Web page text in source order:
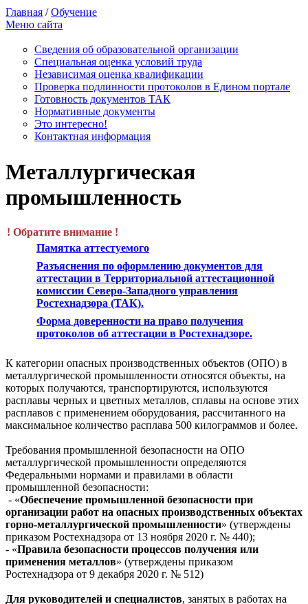
Главная /Обучение
Меню сайта
Сведения об образовательной организации
Cпециальная оценка условий труда
Независимая оценка квалификации
Проверка подлинности протоколов в Едином портале
Готовность документов ТАК
Нормативные документы
Это интересно!
Контактная информация
Металлургическая
промышленность
! Обратите внимание !
Памятка аттестуемого
Разъяснения по оформлению документов для
аттестации в Территориальной аттестационной
комиссии Северо-Западного управления
Ростехнадзора (ТАК).
Форма доверенности на право получения
протоколов об аттестации в Ростехнадзоре.
К категории опасных производственных объектов (ОПО) в
металлургической промышленности относятся объекты, на
которых получаются, транспортируются, используются
расплавы черных и цветных металлов, сплавы на основе этих
расплавов с применением оборудования, рассчитанного на
максимальное количество расплава 500 килограммов и более.
Требования промышленной безопасности на ОПО
металлургической промышленности определяются
Федеральными нормами и правилами в области
промышленной безопасности:
- «Обеспечение промышленной безопасности при
организации работ на опасных производственных объектах
горно-металлургической промышленности» (утверждены
приказом Ростехнадзора от 13 ноября 2020 г. № 440);
- «Правила безопасности процессов получения или
применения металлов» (утверждены приказом
Ростехнадзора от 9 декабря 2020 г. № 512)
Для руководителей и специалистов, занятых в работах на